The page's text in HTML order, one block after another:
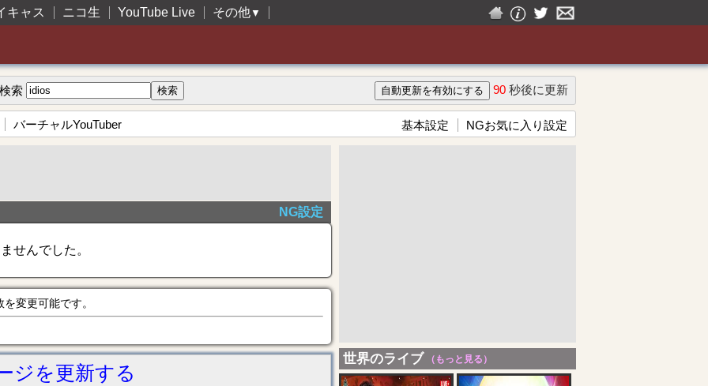
キャス ニコ生 YouTube Live その他▼
検索 90 秒後に更新
バーチャルYouTuber 基本設定 NGお気に入り設定
NG設定
せんでした。
変更可能です。
ジを更新する
世界のライブ （もっと見る）